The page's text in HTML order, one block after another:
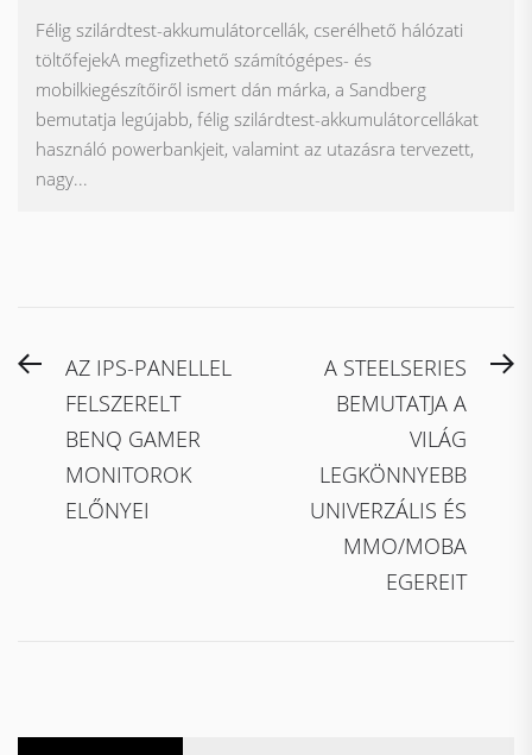
Félig szilárdtest-akkumulátorcellák, cserélhető hálózati
töltőfejekA megfizethető számítógépes- és
mobilkiegészítőiről ismert dán márka, a Sandberg
bemutatja legújabb, félig szilárdtest-akkumulátorcellákat
használó powerbankjeit, valamint az utazásra tervezett,
nagy...
Bejegyzés
navigáció
PreviousAZ IPS-PANELLEL
FELSZERELT
BENQ GAMER
MONITOROK
ELŐNYEI
A STEELSERIES
BEMUTATJA A
VILÁG
LEGKÖNNYEBB
UNIVERZÁLIS ÉS
MMO/MOBA
EGEREIT